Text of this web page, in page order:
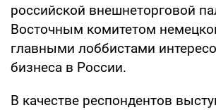
российской внешнеторговой
Восточным комитетом
главными лоббистами
бизнеса в России.
В качестве респондентов